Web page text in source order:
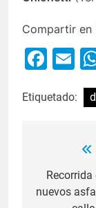
Compartir en
Etiquetado:
nuevos